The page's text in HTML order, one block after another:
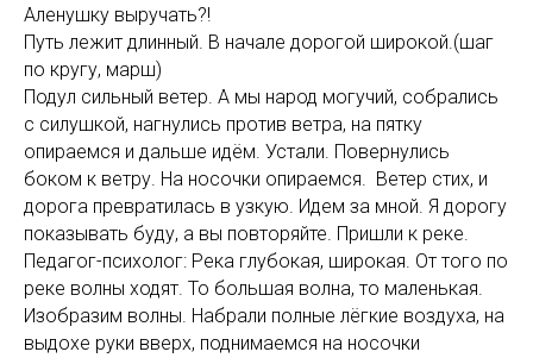
Аленушку выручать?!
Путь лежит длинный. В начале дорогой широкой.(шаг
по кругу, марш)
Подул сильный ветер. А мы народ могучий, собрались
с силушкой, нагнулись против ветра, на пятку
опираемся и дальше идём. Устали. Повернулись
боком к ветру. На носочки опираемся. Ветер стих, и
дорога превратилась в узкую. Идем за мной. Я дорогу
показывать буду, а вы повторяйте. Пришли к реке.
Педагог-психолог: Река глубокая, широкая. От того по
реке волны ходят. То большая волна, то маленькая.
Изобразим волны. Набрали полные лёгкие воздуха, на
выдохе руки вверх, поднимаемся на носочки